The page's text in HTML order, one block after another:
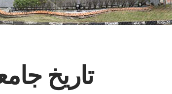
تاريخ